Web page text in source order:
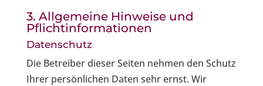
3. Allgemeine Hinweise und
Pflicht­informationen
Datenschutz
Die Betreiber dieser Seiten nehmen den Schutz
Ihrer persönlichen Daten sehr ernst. Wir